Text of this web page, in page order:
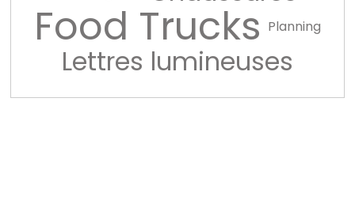
Food Trucks Planning
Lettres lumineuses